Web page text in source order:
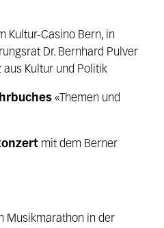
Kultur-Casino Bern, in
Dr. Bernhard Pulver
Kultur und Politik
«Themen und
mit dem Berner
Musikmarathon in der